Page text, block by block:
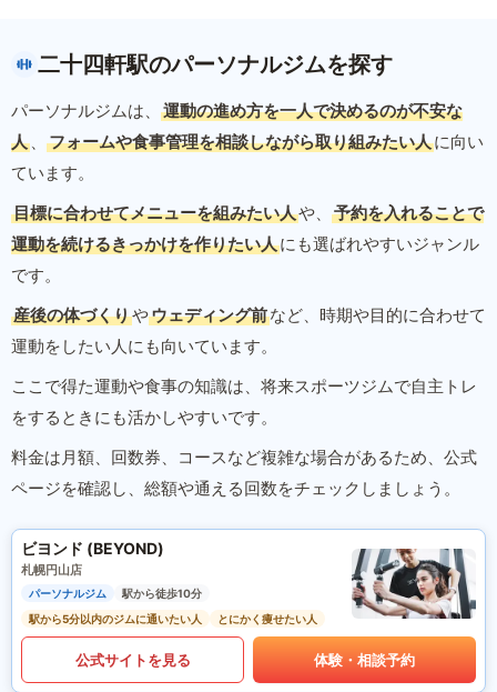
二十四軒駅のパーソナルジムを探す
パーソナルジムは、
運動の進め方を一人で決めるのが不安な
人 、 フォームや食事管理を相談しながら取り組みたい人に向い
ています。
目標に合わせてメニューを組みたい人や、
予約を入れることで
運動を続けるきっかけを作りたい人にも選ばれやすいジャンル
です。
産後の体づくりやウェディング前など、時期や目的に合わせて
運動をしたい人にも向いています。
ここで得た運動や食事の知識は、将来スポーツジムで自主トレ
をするときにも活かしやすいです。
料金は月額、回数券、コースなど複雑な場合があるため、公式
ページを確認し、総額や通える回数をチェックしましょう。
ビヨンド (BEYOND)
札幌円山店
パーソナルジム
駅から徒歩10分
駅から5分以内のジムに通いたい人
とにかく痩せたい人
公式サイトを見る 体験・相談予約